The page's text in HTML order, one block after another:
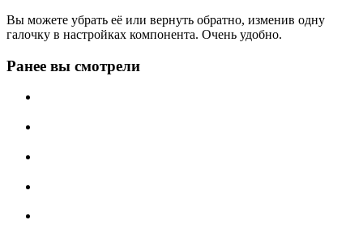
Вы можете убрать её или вернуть обратно, изменив одну
галочку в настройках компонента. Очень удобно.
Ранее вы смотрели